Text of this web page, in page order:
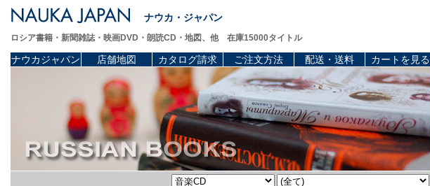
ナウカ・ジャパン
ロシア書籍・新聞雑誌・映画DVD・朗読CD・地図、他 在庫15000タイトル
ナウカジャパン 店舗地図 カタログ請求 ご注文方法 配送・送料 カートを見る